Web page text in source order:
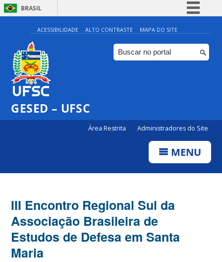
BRASIL
Simplifique!
Comunica BR
Participe
ACESSIBILIDADE ALTO CONTRASTE MAPA DO SITE
GESED – UFSC
Área Restrita Administradores do Site
MENU
III Encontro Regional Sul da
Associação Brasileira de
Estudos de Defesa em Santa
Maria